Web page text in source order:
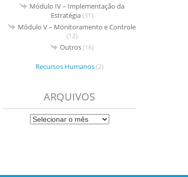
Módulo IV – Implementação da
Estratégia(31)
Módulo V – Monitoramento e Controle
(12)
Outros(16)
Recursos Humanos(2)
ARQUIVOS